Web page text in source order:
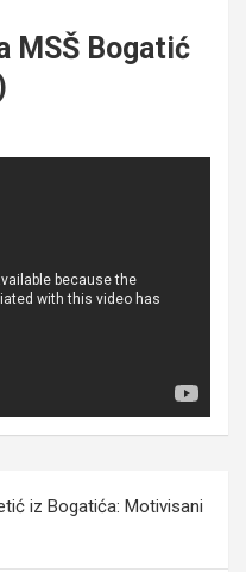
MSŠ Bogatić
iz Bogatića: Motivisani